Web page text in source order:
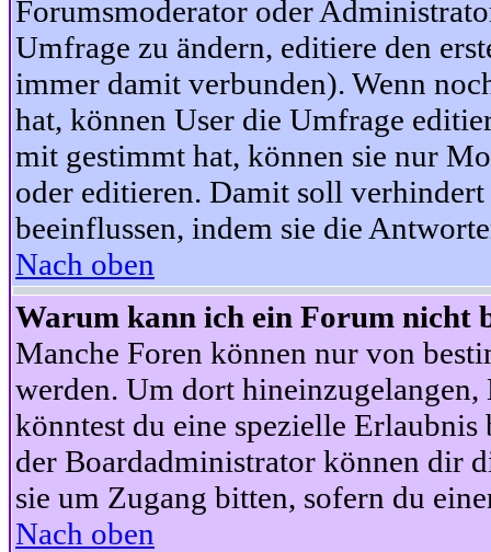
Forumsmoderator oder
Umfrage zu ändern, editiere den
immer damit verbunden). Wenn
hat, können User die Umfrage
mit gestimmt hat, können sie nur
oder editieren. Damit soll
beeinflussen, indem sie die
Nach oben
Warum kann ich ein Forum nicht
Manche Foren können nur von
werden. Um dort hineinzugelangen,
könntest du eine spezielle
der Boardadministrator können dir
sie um Zugang bitten, sofern du
Nach oben